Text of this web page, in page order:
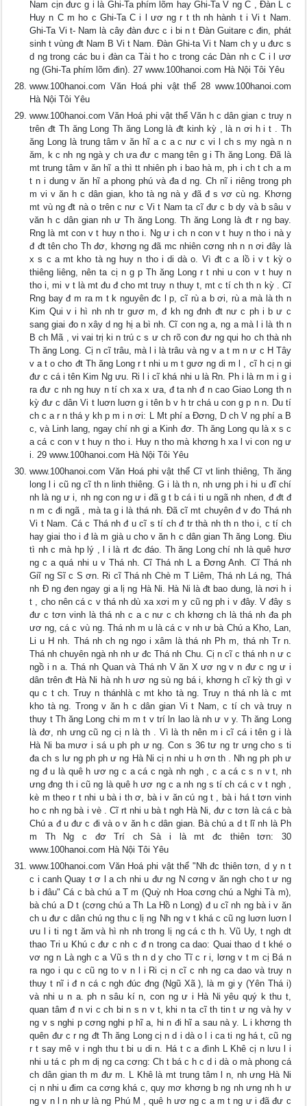
Nam cịn đưc g i là Ghi-Ta phím lõm hay Ghi-Ta V ng C , Ðàn L c
Huy n C m ho c Ghi-Ta C i l ươ ng r t th nh hành t i Vi t Nam.
Ghi-Ta Vi t- Nam là cây đàn đưc c i bi n t Ðàn Guitare c đin, phát
sinh t vùng đt Nam B Vi t Nam. Đàn Ghi-ta Vi t Nam ch y u đưc s
d ng trong các bu i đàn ca Tài t ho c trong các Dàn nh c C i l ươ
ng (Ghi-Ta phím lõm đin). 27 www.100hanoi.com Hà Nội Tôi Yêu
www.100hanoi.com Văn Hoá phi vật thể 28 www.100hanoi.com
Hà Nội Tôi Yêu
www.100hanoi.com Văn Hoá phi vật thể Văn h c dân gian c truy n
trên đt Th ăng Long Th ăng Long là đt kinh kỳ , là n ơi h i t . Th
ăng Long là trung tâm v ăn hĩ a c a c nư c vi l ch s my ngà n n
ăm, k c nh ng ngà y ch ưa đư c mang tên g i Th ăng Long. Đã là
mt trung tâm v ăn hĩ a thì tt nhiên ph i bao hà m, ph i ch t ch a m
t n i dung v ăn hĩ a phong phú và đa d ng. Ch nĩ i riêng trong ph
m vi v ăn h c dân gian, kho tà ng nà y đã đ s vơ cù ng. Khơng
mt vù ng đt nà o trên c nư c Vi t Nam ta cĩ đư c b dy và b sâu v
văn h c dân gian nh ư Th ăng Long. Th ăng Long là đt r ng bay.
Rng là mt con v t huy n tho i. Ng ư i ch n con v t huy n tho i nà y
đ đt tên cho Th đơ, khơng ng đã mc nhiên cơng nh n n ơi đây là
x s c a mt kho tà ng huy n tho i di dà o. Vì đt c a lồ i v t kỳ o
thiêng liêng, nên ta cị n g p Th ăng Long r t nhi u con v t huy n
tho i, mi v t là mt đu đ cho mt truy n thuy t, mt c tí ch th n kỳ . Cĩ
Rng bay đ m ra m t k nguyên đc l p, cĩ rù a b ơi, rù a mà là th n
Kim Qui v i hì nh nh tr gươ m, đ kh ng đnh đt nư c ph i b ư c
sang giai đo n xây d ng hị a bì nh. Cĩ con ng a, ng a mà l i là th n
B ch Mã , vi vai trị ki n trú c s ư ch rõ con đư ng qui ho ch thà nh
Th ăng Long. Cị n cĩ trâu, mà l i là trâu và ng v a t m n ư c H Tây
v a t o cho đt Th ăng Long r t nhi u m t gươ ng di m l , cĩ h cị n gi
đư c cá i tên Kim Ng ưu. Ri l i cĩ khá nhi u là Rn. Ph i là rn m i g i
ra đư c nh ng huy n tí ch xa x ưa, đ ta nh đ n cao Giao Long th n
kỳ đư c dân Vi t luơn luơn g i tên b v h tr chá u con g p n n. Du tí
ch c a r n thá y kh p m i n ơi: L Mt phí a Đơng, D ch V ng phí a B
c, và Linh lang, ngay chí nh gi a Kinh đơ. Th ăng Long qu là x s c
a cá c con v t huy n tho i. Huy n tho mà khơng h xa l vi con ng ư
i. 29 www.100hanoi.com Hà Nội Tôi Yêu
www.100hanoi.com Văn Hoá phi vật thể Cĩ vt linh thiêng, Th ăng
long l i cũ ng cĩ th n linh thiêng. G i là th n, nh ưng ph i hi u đĩ chí
nh là ng ư i, nh ng con ng ư i đã g t b cá i ti u ngã nh nhen, đ đt đ
n m c đi ngã , mà ta g i là thá nh. Đã cĩ mt chuyên đ v đo Thá nh
Vi t Nam. Cá c Thá nh đ u cĩ s tí ch đ tr thà nh th n tho i, c tí ch
hay giai tho i đ là m già u cho v ăn h c dân gian Th ăng Long. Điu
tì nh c mà hp lý , l i là rt đc đáo. Th ăng Long chí nh là quê hươ
ng c a quá nhi u v Thá nh. Cĩ Thá nh L a Đơng Anh. Cĩ Thá nh
Giĩ ng Sĩ c S ơn. Ri cĩ Thá nh Chè m T Liêm, Thá nh Lá ng, Thá
nh Đ ng đen ngay gi a lị ng Hà Ni. Hà Ni là đt bao dung, là nơi h i
t , cho nên cá c v thá nh dù xa xơi m y cũ ng ph i v đây. V đây s
đư c tơn vinh là thá nh c a c nư c ch khơng ch là thá nh đa ph
ươ ng, cá c vù ng. Thá nh m u là cá c v nh ư bà Chú a Kho, Lan,
Li u H nh. Thá nh ch ng ngo i xâm là thá nh Ph m, thá nh Tr n.
Thá nh chuyên ngà nh nh ư đc Thá nh Chu. Cị n cĩ c thá nh n ư c
ngồ i n a. Thá nh Quan và Thá nh V ăn X ươ ng v n đư c ng ư i
dân trên đt Hà Ni hà nh h ươ ng sù ng bá i, khơng h cĩ kỳ th gì v
qu c t ch. Truy n thánhlà c mt kho tà ng. Truy n thá nh là c mt
kho tà ng. Trong v ăn h c dân gian Vi t Nam, c tí ch và truy n
thuy t Th ăng Long chi m m t v trí ln lao là nh ư v y. Th ăng Long
là đơ, nh ưng cũ ng cị n là th . Vì là th nên m i cĩ cá i tên g i là
Hà Ni ba mươ i sá u ph ph ư ng. Con s 36 tư ng tr ưng cho s ti
đa ch s lư ng ph ph ư ng Hà Ni cị n nhi u h ơn th . Nh ng ph ph ư
ng đ u là quê h ươ ng c a cá c ngà nh ngh , c a cá c s n v t, nh
ưng đng th i cũ ng là quê h ươ ng c a nh ng s tí ch cá c v t ngh ,
kè m theo r t nhi u bà i th ơ, bà i v ăn cú ng t , bà i há t tơn vinh
ho c nh ng bà i vè . Cĩ rt nhi u bà t ngh Hà Ni, đư c tơn là cá c bà
Chú a đ u đư c đi và o v ăn h c dân gian. Bà chú a d t lĩ nh là Ph
m Th Ng c đơ Trí ch Sà i là mt đc thiên tơn: 30
www.100hanoi.com Hà Nội Tôi Yêu
www.100hanoi.com Văn Hoá phi vật thể "Nh đc thiên tơn, d y n t
c i canh Quay t ơ l a ch nhi u đư ng N cơng v ăn ngh cho t ư ng
b i đâu" Cá c bà chú a T m (Quỳ nh Hoa cơng chú a Nghi Tà m),
bà chú a D t (cơng chú a Th La Hồ n Long) đ u cĩ nh ng bà i v ăn
ch u đư c dân chú ng thu c lị ng Nh ng v t khá c cũ ng luơn luơn l
ưu l i ti ng t ăm và hì nh nh trong lị ng cá c th h. Vũ Uy, t ngh dt
thao Tri u Khú c đư c nh c đ n trong ca dao: Quai thao d t khé o
vơ ng n Là ngh c a Vũ s th n d y cho Tĩ c r i, lơng v t m cị Bá n
ra ngo i qu c cũ ng to v n l i Ri cị n cĩ c nh ng ca dao và truy n
thuy t nĩ i đ n cá c ngh đúc đng (Ngũ Xã ), là m gi y (Yên Thá i)
và nhi u n a. ph n sâu kí n, con ng ư i Hà Ni yêu quý k thu t,
quan tâm đ n vi c ch bi n s n v t, khi n ta cĩ th tin t ư ng và hy v
ng v s nghi p cơng nghi p hĩ a, hi n đi hĩ a sau nà y. L i khơng th
quên đư c r ng đt Th ăng Long cị n d i dà o l i ca ti ng há t, cũ ng
r t say mê v i ngh thu t bi u di n. Há t c a đình L Khê cị n lưu l i
nhi u tá c ph m dị ng ca cơng: Ch t bá c h c d i dà o mà phong cá
ch dân gian th m đư m. L Khê là mt trung tâm l n, nh ưng Hà Ni
cị n nhi u đim ca cơng khá c, quy mơ khơng b ng nh ưng nh h ư
ng v n l n nh ư là ng Phú M , quê h ươ ng c a m t ng ư i đã đư c